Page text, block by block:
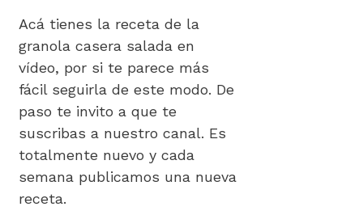
Acá tienes la receta de la
granola casera salada en
vídeo, por si te parece más
fácil seguirla de este modo. De
paso te invito a que te
suscribas a nuestro canal. Es
totalmente nuevo y cada
semana publicamos una nueva
receta.